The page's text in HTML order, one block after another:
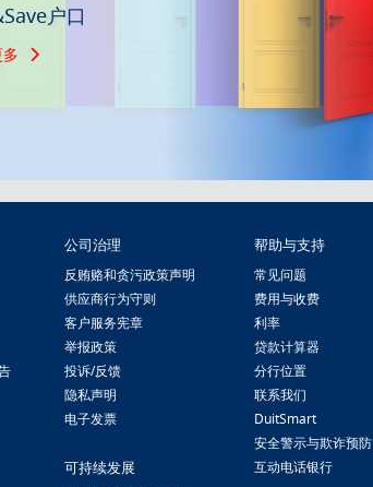
户口
公司治理
反贿赂和贪污政策声明
供应商行为守则
客户服务宪章
举报政策
投诉/反馈
隐私声明
电子发票
可持续发展
帮助与支持
常见问题
费用与收费
利率
贷款计算器
分行位置
联系我们
DuitSmart
安全警示与欺诈预防
互动电话银行